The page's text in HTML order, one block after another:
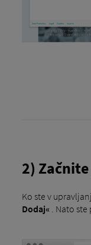
2)
Ko ste v
Dodaj« . Nato